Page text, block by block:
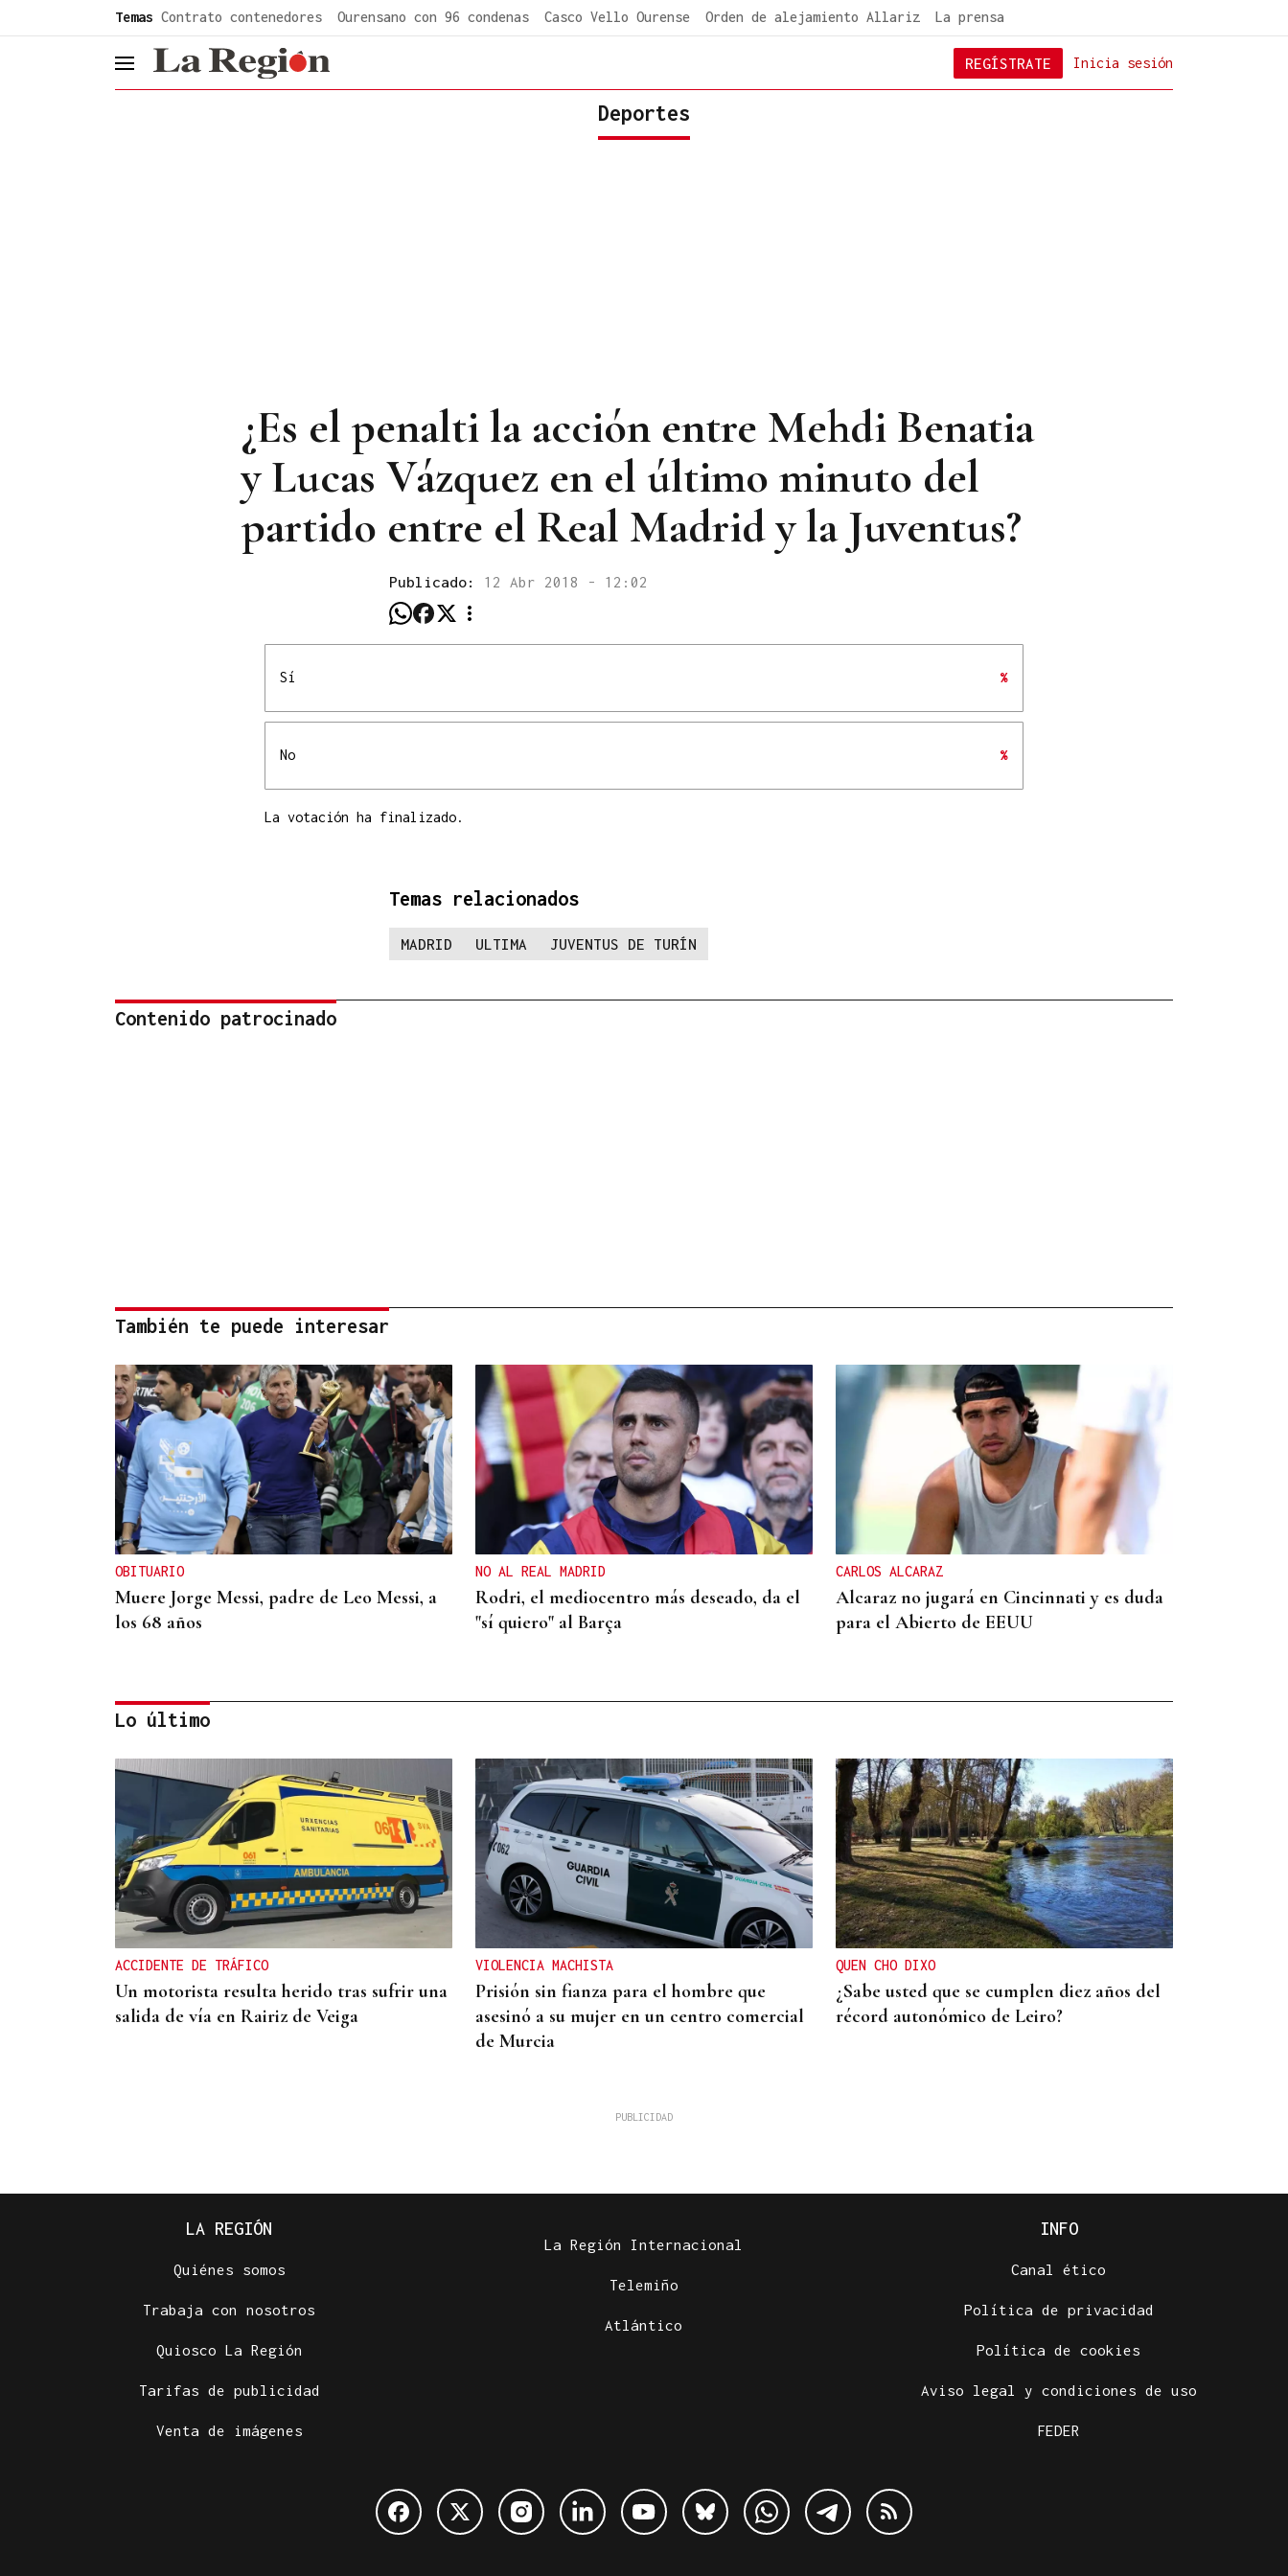
Temas Contrato contenedores Ourensano con 96 condenas Casco Vello Ourense Orden de alejamiento Allariz La prensa
header.menu.open Inicia sesión
REGÍSTRATE
Deportes
¿Es el penalti la acción entre Mehdi Benatia
y Lucas Vázquez en el último minuto del
partido entre el Real Madrid y la Juventus?
Publicado: 12 Abr 2018 - 12:02
Sí %
No %
La votación ha finalizado.
Temas relacionados
MADRID ULTIMA JUVENTUS DE TURÍN
Contenido patrocinado
También te puede interesar
OBITUARIO
Muere Jorge Messi, padre de Leo Messi, a
los 68 años
NO AL REAL MADRID
Rodri, el mediocentro más deseado, da el
"sí quiero" al Barça
CARLOS ALCARAZ
Alcaraz no jugará en Cincinnati y es duda
para el Abierto de EEUU
SUSTITUTO DEL OURENSANO
Vázquez Alvite, nuevo presidente del
Comité Técnico en Galicia
Lo último
ACCIDENTE DE TRÁFICO
Un motorista resulta herido tras sufrir una
salida de vía en Rairiz de Veiga
VIOLENCIA MACHISTA
Prisión sin fianza para el hombre que
asesinó a su mujer en un centro comercial
de Murcia
QUEN CHO DIXO
¿Sabe usted que se cumplen diez años del
récord autonómico de Leiro?
Javier Vargas Blues, lo mejor del rock
sureño, en Gondomar
LA REGIÓN
Quiénes somos
Trabaja con nosotros
Quiosco La Región
Tarifas de publicidad
Venta de imágenes
La Región Internacional
Telemiño
Atlántico
INFO
Canal ético
Política de privacidad
Política de cookies
Aviso legal y condiciones de uso
FEDER